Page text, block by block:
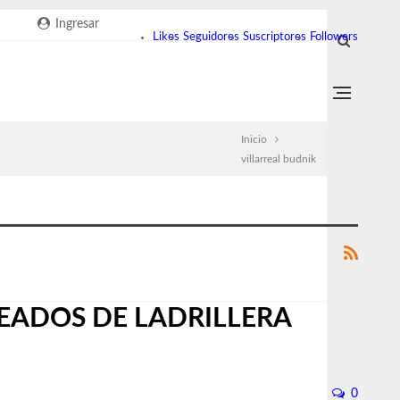
Likes Seguidores Suscriptores Followers
Ingresar
Inicio
villarreal budnik
DE LADRILLERA
0